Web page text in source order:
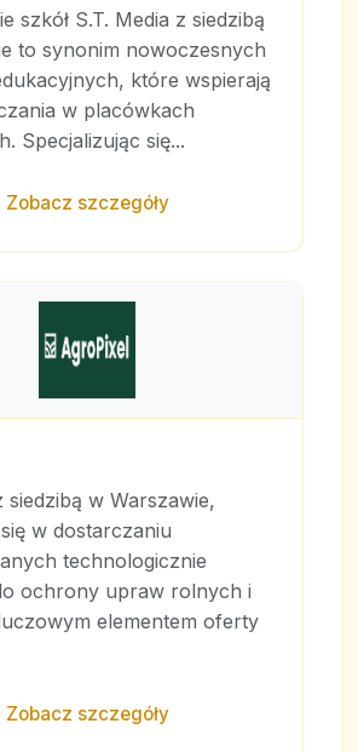
szkół S.T. Media z siedzibą
to synonim nowoczesnych
które wspierają
w placówkach
Specjalizując się...
Zobacz szczegóły
siedzibą w Warszawie,
w dostarczaniu
technologicznie
ochrony upraw rolnych i
elementem oferty
Zobacz szczegóły